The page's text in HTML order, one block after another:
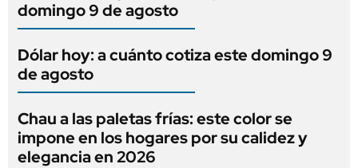
domingo 9 de agosto
Dólar hoy: a cuánto cotiza este domingo 9
de agosto
Chau a las paletas frías: este color se
impone en los hogares por su calidez y
elegancia en 2026